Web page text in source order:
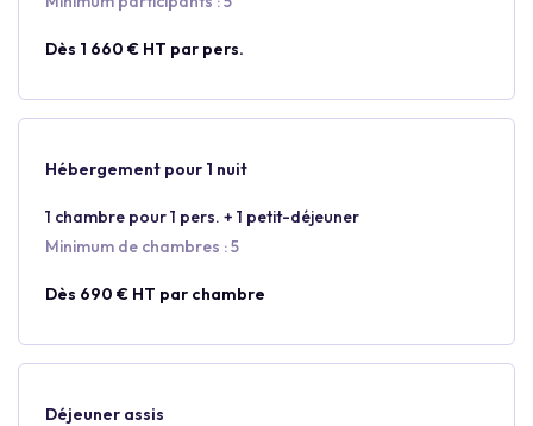
Dès 1 660 € HT par pers.
Hébergement pour 1 nuit
1 chambre pour 1 pers. + 1 petit-déjeuner
Minimum de chambres : 5
Dès 690 € HT par chambre
Déjeuner assis